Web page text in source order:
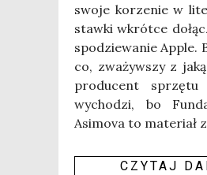
swo­je korze­nie w
staw­ki wkrót­ce
spo­dzie­wa­nie Apple.
co, zwa­żyw­szy z
pro­du­cent sprzę­tu
wycho­dzi, bo
Asi­mo­va to mate­riał
CZY­TAJ